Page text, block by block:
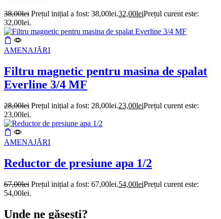
38,00lei Prețul inițial a fost: 38,00lei.32,00leiPrețul curent este:
32,00lei.
AMENAJĂRI
Filtru magnetic pentru masina de spalat
Everline 3/4 MF
28,00lei Prețul inițial a fost: 28,00lei.23,00leiPrețul curent este:
23,00lei.
AMENAJĂRI
Reductor de presiune apa 1/2
67,00lei Prețul inițial a fost: 67,00lei.54,00leiPrețul curent este:
54,00lei.
Unde ne găsești?